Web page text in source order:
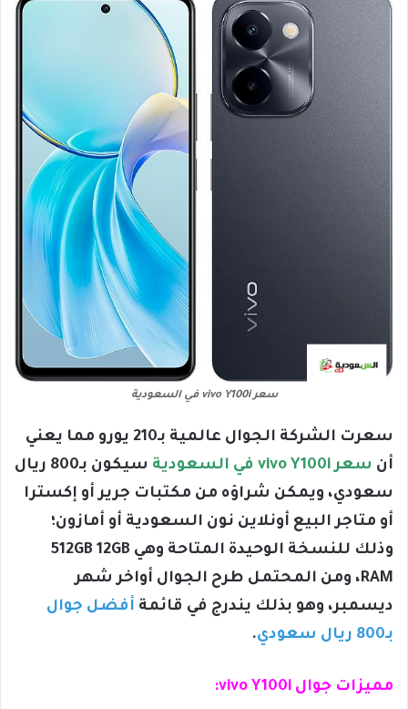
سعر vivo Y100i في السعودية
سعرت الشركة الجوال عالمية بـ210 يورو مما يعني
أن سعر vivo Y100i في السعودية
سيكون بـ800 ريال
سعودي، ويمكن شراؤه من مكتبات جرير أو إكسترا
أو متاجر البيع أونلاين نون السعودية أو أمازون؛
وذلك للنسخة الوحيدة المتاحة وهي 512GB 12GB
RAM، ومن المحتمل طرح الجوال أواخر شهر
ديسمبر، وهو بذلك يندرج في قائمة أفضل جوال
بـ800 ريال سعودي
.
مميزات جوال vivo Y100i: